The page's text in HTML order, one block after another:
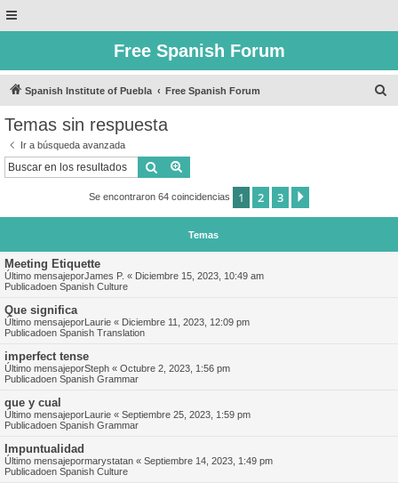
Free Spanish Forum
Spanish Institute of Puebla Free Spanish Forum
Temas sin respuesta
Ir a búsqueda avanzada
Buscar
Se encontraron 64 coincidencias 1 2 3
Temas
Meeting Etiquette
Último mensajeporJames P. « Diciembre 15, 2023, 10:49 am
Publicadoen Spanish Culture
Que significa
Último mensajeporLaurie « Diciembre 11, 2023, 12:09 pm
Publicadoen Spanish Translation
imperfect tense
Último mensajeporSteph « Octubre 2, 2023, 1:56 pm
Publicadoen Spanish Grammar
que y cual
Último mensajeporLaurie « Septiembre 25, 2023, 1:59 pm
Publicadoen Spanish Grammar
Impuntualidad
Último mensajepormarystatan « Septiembre 14, 2023, 1:49 pm
Publicadoen Spanish Culture